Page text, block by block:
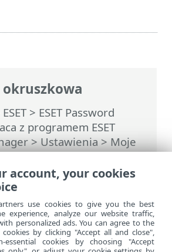
> ESET Password
z programem ESET
>Ustawienia>Moje
account, your cookies
use cookies to give you the best
experience, analyze our website traffic,
personalized ads. You can agree to the
by clicking "Accept all and close",
essential cookies by choosing "Accept